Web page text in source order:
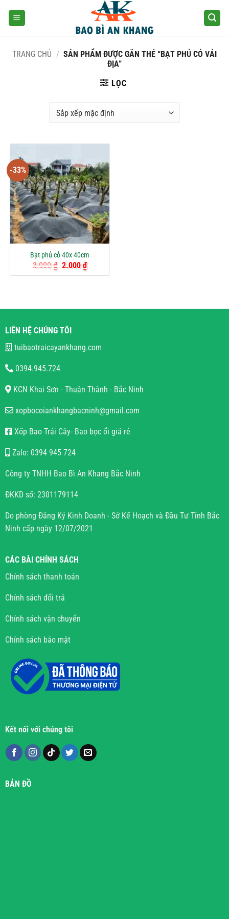
TRANG CHỦ / SẢN PHẨM ĐƯỢC GẮN THẺ “BẠT PHỦ CỎ VẢI
ĐỊA”
LỌC
-33%
Bạt phủ cỏ 40x 40cm
3.000₫ Giá
gốc
2.000₫Giá
hiện
LIÊN HỆ CHÚNG TÔI
tuibaotraicayankhang.com
0394.945.724
KCN Khai Sơn - Thuận Thành - Bắc Ninh
xopbocoiankhangbacninh@gmail.com
Xốp Bao Trái Cây- Bao bọc ổi giá rẻ
Zalo: 0394 945 724
Công ty TNHH Bao Bì An Khang Bắc Ninh
ĐKKD số: 2301179114
Do phòng Đăng Ký Kinh Doanh - Sở Kế Hoạch và Đầu Tư Tỉnh Bắc
Ninh cấp ngày 12/07/2021
CÁC BÀI CHÍNH SÁCH
Chính sách thanh toán
Chính sách đổi trả
Chính sách vận chuyển
Chính sách bảo mật
Kết nối với chúng tôi
BẢN ĐỒ